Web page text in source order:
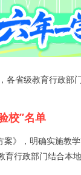
各省级教育行政部
校”名单
》，明确实施教
行政部门结合本